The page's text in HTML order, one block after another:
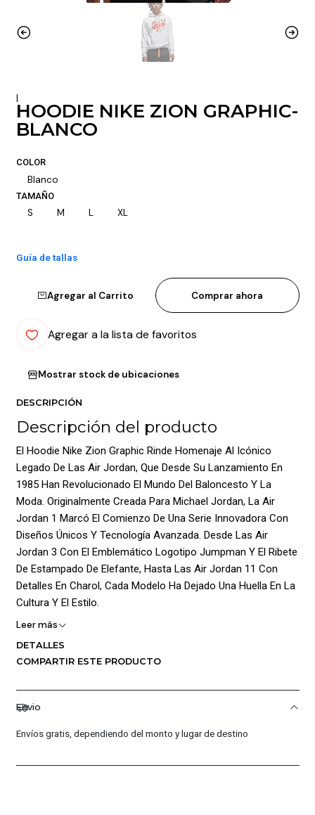
|
HOODIE NIKE ZION GRAPHIC-
BLANCO
COLOR
Blanco
TAMAÑO
S M L XL
Guía de tallas
Agregar al Carrito Comprar ahora
Agregar a la lista de favoritos
Mostrar stock de ubicaciones
DESCRIPCIÓN
Descripción del producto
El Hoodie Nike Zion Graphic Rinde Homenaje Al Icónico
Legado De Las Air Jordan, Que Desde Su Lanzamiento En
1985 Han Revolucionado El Mundo Del Baloncesto Y La
Moda. Originalmente Creada Para Michael Jordan, La Air
Jordan 1 Marcó El Comienzo De Una Serie Innovadora Con
Diseños Únicos Y Tecnología Avanzada. Desde Las Air
Jordan 3 Con El Emblemático Logotipo Jumpman Y El Ribete
De Estampado De Elefante, Hasta Las Air Jordan 11 Con
Detalles En Charol, Cada Modelo Ha Dejado Una Huella En La
Cultura Y El Estilo.
Este Hoodie Captura El Espíritu De Las Air Jordan Con Un
Diseño Gráfico Distintivo Que Celebra Su Legado.
Confeccionada En 100% Algodón En El Cuerpo Y El Forro,
Haciendo De Esta Prenda Un Imprescindible Para Los
Fanáticos Y Entusiastas Del Baloncesto. Composición:
Leer más
DETALLES
COMPARTIR ESTE PRODUCTO
Envio
Envíos gratis, dependiendo del monto y lugar de destino